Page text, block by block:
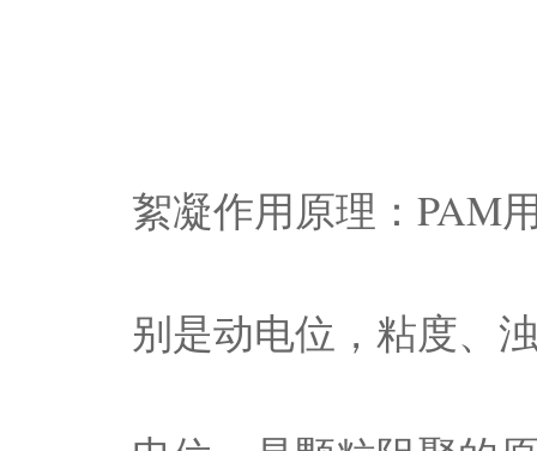
絮凝作用原理：PAM
别是动电位，粘度、